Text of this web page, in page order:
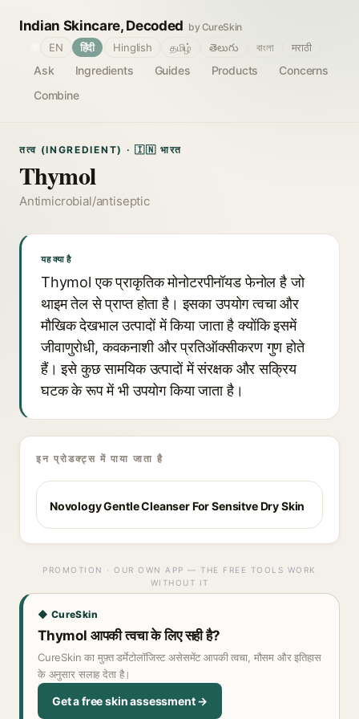
Indian Skincare, Decoded by CureSkin
Ask Ingredients Guides Products
Concerns
Combine
EN हिंदी Hinglish தமிழ் తెలుగు বাংলা मराठी
तत्व (INGREDIENT) · 🇮🇳 भारत
Thymol
Antimicrobial/antiseptic
यह क्या है
Thymol एक प्राकृतिक मोनोटरपीनॉयड फेनोल है जो
थाइम तेल से प्राप्त होता है। इसका उपयोग त्वचा और
मौखिक देखभाल उत्पादों में किया जाता है क्योंकि इसमें
जीवाणुरोधी, कवकनाशी और प्रतिऑक्सीकरण गुण होते
हैं। इसे कुछ सामयिक उत्पादों में संरक्षक और सक्रिय
घटक के रूप में भी उपयोग किया जाता है।
इन प्रोडक्ट्स में पाया जाता है
Novology Gentle Cleanser For Sensitve Dry Skin
PROMOTION · OUR OWN APP — THE FREE TOOLS WORK
WITHOUT IT
◆ CureSkin
Thymol आपकी त्वचा के लिए सही है?
CureSkin का मुफ़्त डर्मेटोलॉजिस्ट असेसमेंट आपकी त्वचा, मौसम और इतिहास
के अनुसार सलाह देता है।
Get a free skin assessment →